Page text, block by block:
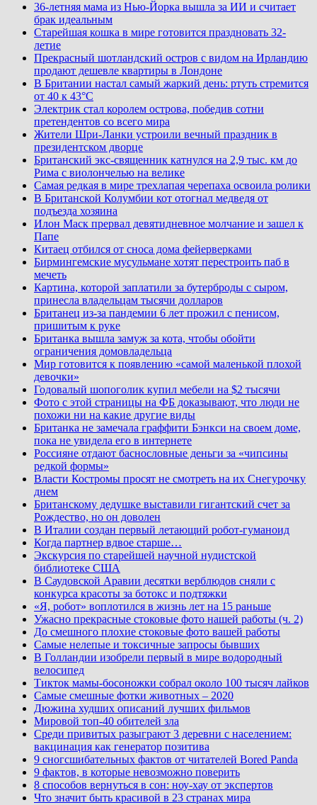
36-летняя мама из Нью-Йорка вышла за ИИ и считает
брак идеальным
Старейшая кошка в мире готовится праздновать 32-
летие
Прекрасный шотландский остров с видом на Ирландию
продают дешевле квартиры в Лондоне
В Британии настал самый жаркий день: ртуть стремится
от 40 к 43°C
Электрик стал королем острова, победив сотни
претендентов со всего мира
Жители Шри-Ланки устроили вечный праздник в
президентском дворце
Британский экс-священник катнулся на 2,9 тыс. км до
Рима с виолончелью на велике
Самая редкая в мире трехлапая черепаха освоила ролики
В Британской Колумбии кот отогнал медведя от
подъезда хозяина
Илон Маск прервал девятидневное молчание и зашел к
Папе
Китаец отбился от сноса дома фейерверками
Бирмингемские мусульмане хотят перестроить паб в
мечеть
Картина, которой заплатили за бутерброды с сыром,
принесла владельцам тысячи долларов
Британец из-за пандемии 6 лет прожил с пенисом,
пришитым к руке
Британка вышла замуж за кота, чтобы обойти
ограничения домовладельца
Мир готовится к появлению «самой маленькой плохой
девочки»
Годовалый шопоголик купил мебели на $2 тысячи
Фото с этой страницы на ФБ доказывают, что люди не
похожи ни на какие другие виды
Британка не замечала граффити Бэнкси на своем доме,
пока не увидела его в интернете
Россияне отдают баснословные деньги за «чипсины
редкой формы»
Власти Костромы просят не смотреть на их Снегурочку
днем
Британскому дедушке выставили гигантский счет за
Рождество, но он доволен
В Италии создан первый летающий робот-гуманоид
Когда партнер вдвое старше…
Экскурсия по старейшей научной нудистской
библиотеке США
В Саудовской Аравии десятки верблюдов сняли с
конкурса красоты за ботокс и подтяжки
«Я, робот» воплотился в жизнь лет на 15 раньше
Ужасно прекрасные стоковые фото нашей работы (ч. 2)
До смешного плохие стоковые фото вашей работы
Самые нелепые и токсичные запросы бывших
В Голландии изобрели первый в мире водородный
велосипед
Тикток мамы-босоножки собрал около 100 тысяч лайков
Самые смешные фотки животных – 2020
Дюжина худших описаний лучших фильмов
Мировой топ-40 обителей зла
Среди привитых разыграют 3 деревни с населением:
вакцинация как генератор позитива
9 сногсшибательных фактов от читателей Bored Panda
9 фактов, в которые невозможно поверить
8 способов вернуться в сон: ноу-хау от экспертов
Что значит быть красивой в 23 странах мира